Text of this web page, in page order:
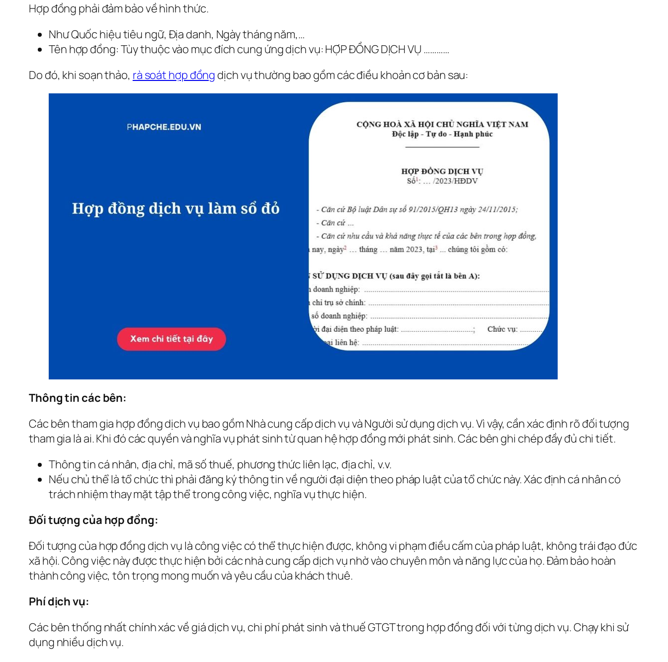
Hợp đồng phải đảm bảo về hình thức.
Như Quốc hiệu tiêu ngữ, Địa danh, Ngày tháng năm,…
Tên hợp đồng: Tùy thuộc vào mục đích cung ứng dịch vụ: HỢP ĐỒNG DỊCH VỤ …………
Do đó, khi soạn thảo, rà soát hợp đồng dịch vụ thường bao gồm các điều khoản cơ bản sau:
Thông tin các bên:
Các bên tham gia hợp đồng dịch vụ bao gồm Nhà cung cấp dịch vụ và Người sử dụng dịch vụ. Vì vậy, cần xác định rõ đối tượng
tham gia là ai. Khi đó các quyền và nghĩa vụ phát sinh từ quan hệ hợp đồng mới phát sinh. Các bên ghi chép đầy đủ chi tiết.
Thông tin cá nhân, địa chỉ, mã số thuế, phương thức liên lạc, địa chỉ, v.v.
Nếu chủ thể là tổ chức thì phải đăng ký thông tin về người đại diện theo pháp luật của tổ chức này. Xác định cá nhân có
trách nhiệm thay mặt tập thể trong công việc, nghĩa vụ thực hiện.
Đối tượng của hợp đồng:
Đối tượng của hợp đồng dịch vụ là công việc có thể thực hiện được, không vi phạm điều cấm của pháp luật, không trái đạo đức
xã hội. Công việc này được thực hiện bởi các nhà cung cấp dịch vụ nhờ vào chuyên môn và năng lực của họ. Đảm bảo hoàn
thành công việc, tôn trọng mong muốn và yêu cầu của khách thuê.
Phí dịch vụ:
Các bên thống nhất chính xác về giá dịch vụ, chi phí phát sinh và thuế GTGT trong hợp đồng đối với từng dịch vụ. Chạy khi sử
dụng nhiều dịch vụ.